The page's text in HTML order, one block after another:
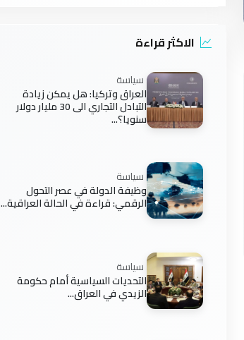
الاكثر قراءة
سياسة
العراق وتركيا: هل يمكن زيادة
التبادل التجاري الى 30 مليار دولار
سنويا؟...
سياسة
وظيفة الدولة في عصر التحول
الرقمي: قراءة في الحالة العراقية...
سياسة
التحديات السياسية أمام حكومة
الزيدي في العراق...